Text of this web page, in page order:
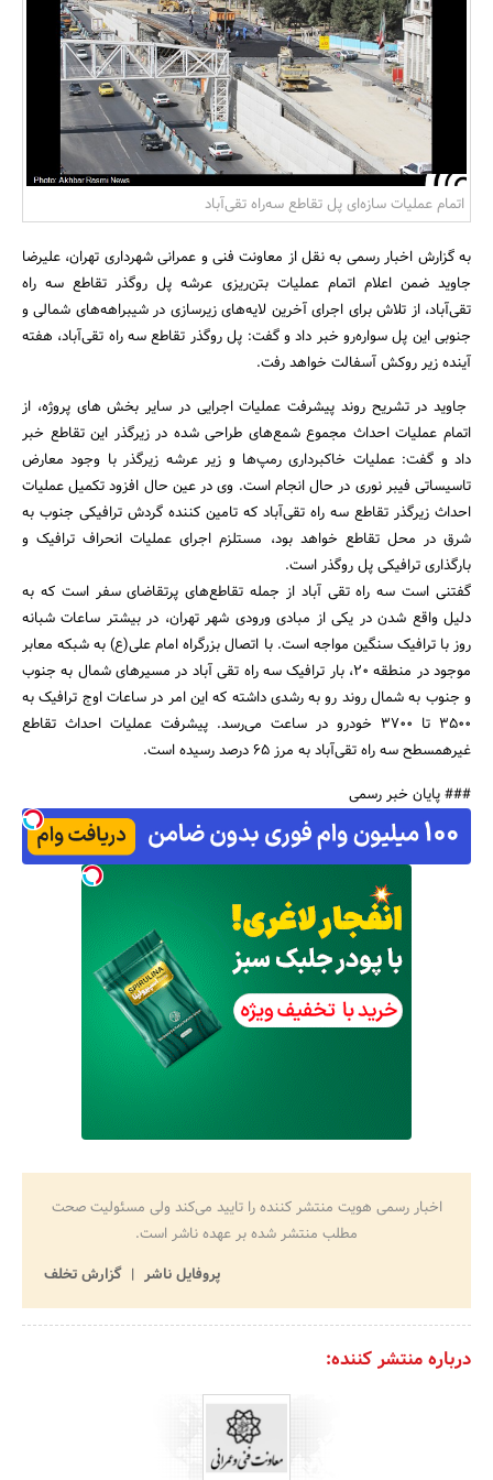
بانک، بیمه و سرمایه
مسکن و ساختمان
جستجو
اتمام عملیات سازه‌ای پل تقاطع سه‌راه تقی‌آباد
به گزارش اخبار رسمی به نقل از معاونت فنی و عمرانی شهرداری تهران، علیرضا
جاوید ضمن اعلام اتمام عملیات بتن‌ریزی عرشه پل روگذر تقاطع سه راه
تقی‌آباد، از تلاش برای اجرای آخرین لایه‌های زیرسازی در شیبراهه‌های شمالی و
جنوبی این پل سواره‌رو خبر داد و گفت: پل روگذر تقاطع سه راه تقی‌آباد، هفته
آینده زیر روکش آسفالت خواهد رفت.
جاوید در تشریح روند پیشرفت عملیات اجرایی در سایر بخش ‌های پروژه، از
اتمام عملیات احداث مجموع شمع‌های طراحی شده در زیرگذر این تقاطع خبر
داد و گفت: عملیات خاکبرداری رمپ‌ها و زیر عرشه زیرگذر با وجود معارض
تاسیساتی فیبر نوری در حال انجام است. وی در عین حال افزود تکمیل عملیات
احداث زیرگذر تقاطع سه راه تقی‌آباد که تامین کننده گردش ترافیکی جنوب به
شرق در محل تقاطع خواهد بود، مستلزم اجرای عملیات انحراف ترافیک و
بارگذاری ترافیکی پل روگذر است.
گفتنی است سه راه تقی آباد از جمله تقاطع‌های پرتقاضای سفر است که به
دلیل واقع شدن در یکی از مبادی ورودی شهر تهران، در بیشتر ساعات شبانه
روز با ترافیک سنگین مواجه است. با اتصال بزرگراه امام علی(ع) به شبکه معابر
موجود در منطقه 20، بار ترافیک سه راه تقی آباد در مسیرهای شمال به جنوب
و جنوب به شمال روند رو به رشدی داشته که این امر در ساعات اوج ترافیک به
3500 تا 3700 خودرو در ساعت می‌رسد. پیشرفت عملیات احداث تقاطع
غیرهمسطح سه راه تقی‌آباد به مرز 65 درصد رسیده است.
### پایان خبر رسمی
اخبار رسمی هویت منتشر کننده را تایید می‌کند ولی مسئولیت صحت
مطلب منتشر شده بر عهده ناشر است.
پروفایل ناشر
گزارش تخلف
درباره منتشر کننده: